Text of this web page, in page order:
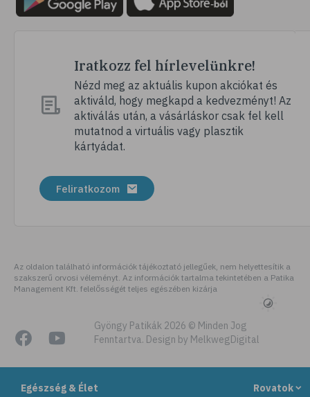
Egészség & Élet Rovatok
# nyaralás
# szúnyog
# szúnyogcsípés
# tábor
# nyári tábor
# csomagolás
# felszerelés
# folyadékfogyasztás
# strandolás
# strandétel
# kalória
# hányinger
Iratkozz fel hírlevelünkre!
Nézd meg az aktuális kupon akciókat és
aktiváld, hogy megkapd a kedvezményt! Az
aktiválás után, a vásárláskor csak fel kell
mutatnod a virtuális vagy plasztik
kártyádat.
Feliratkozom
Az oldalon található információk tájékoztató jellegűek, nem helyettesítik a
szakszerű orvosi véleményt. Az információk tartalma tekintetében a Patika
Management Kft. felelősségét teljes egészében kizárja
Gyöngy Patikák 2026 © Minden Jog
Fenntartva. Design by MelkwegDigital